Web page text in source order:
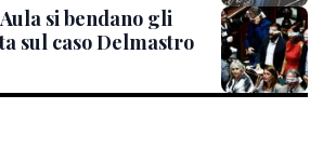
si bendano gli
sul caso Delmastro